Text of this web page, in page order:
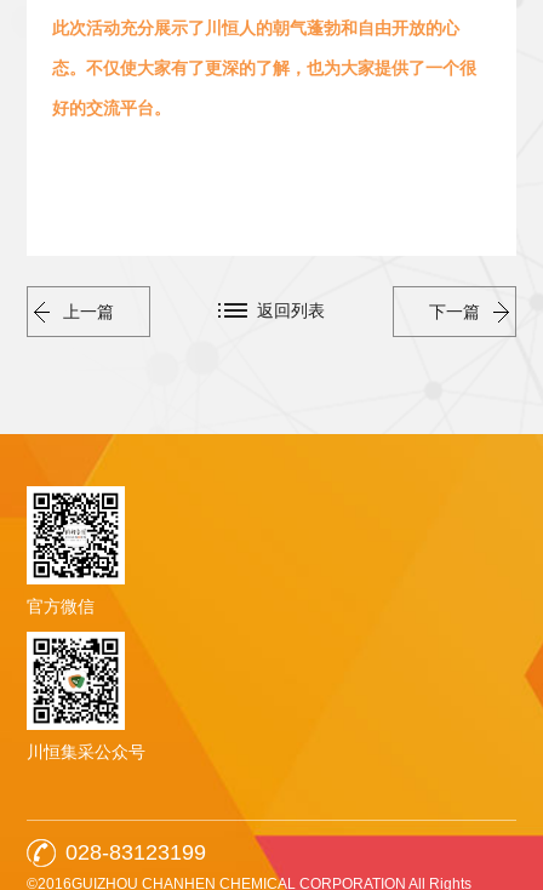
此次活动充分展示了川恒人的朝气蓬勃和 自由开放的心
态。 不仅使大家有了更深的了解，也为大家提供了一个很
好的交流平台。
上一篇 下一篇
返回列表
官方微信
川恒集采公众号
028-83123199
©2016GUIZHOU CHANHEN CHEMICAL CORPORATION All Rights